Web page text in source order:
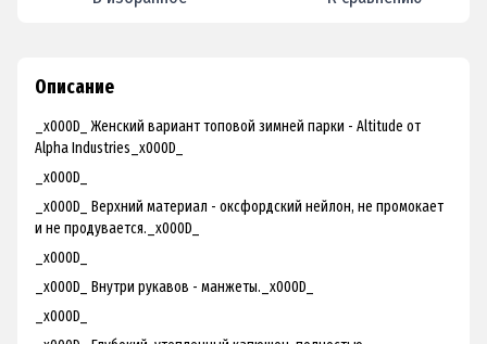
Описание
_x000D_ Женский вариант топовой зимней парки - Altitude от
Alpha Industries_x000D_
_x000D_
_x000D_ Верхний материал - оксфордский нейлон, не промокает
и не продувается._x000D_
_x000D_
_x000D_ Внутри рукавов - манжеты._x000D_
_x000D_